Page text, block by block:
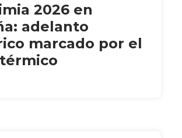
2026 en
adelanto
marcado por el